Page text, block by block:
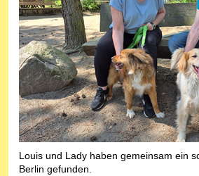
Louis und Lady haben gemeinsam ein
Berlin gefunden.